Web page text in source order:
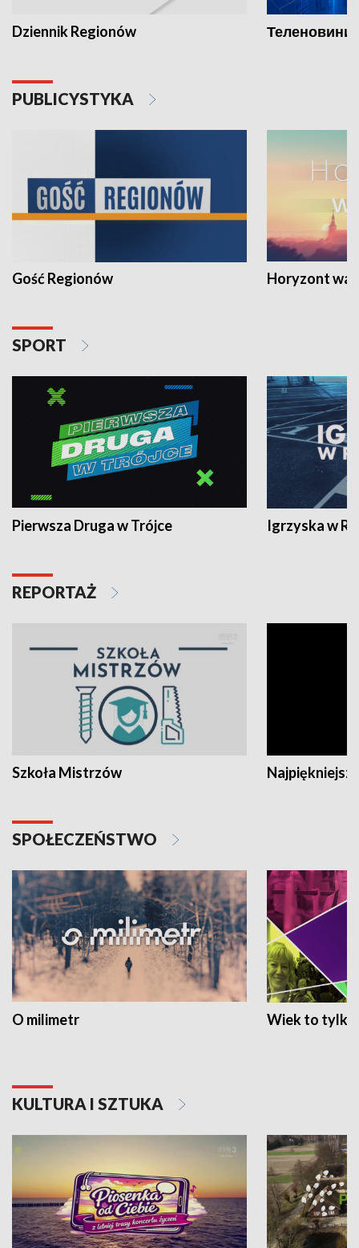
Dziennik Regionów Теленовини
PUBLICYSTYKA
Gość Regionów Horyzont
SPORT
Pierwsza Druga w Trójce Igrzyska w
REPORTAŻ
Szkoła Mistrzów
SPOŁECZEŃSTWO
O milimetr Wiek to tylko
KULTURA I SZTUKA